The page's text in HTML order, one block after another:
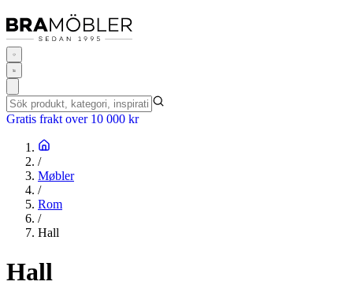
Gratis frakt over 10 000 kr
/
Møbler
/
Rom
/
Hall
Hall